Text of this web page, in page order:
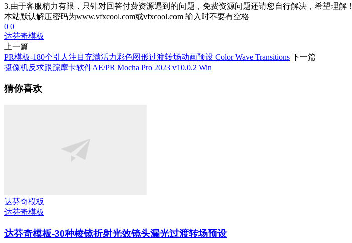
3.由于客服精力有限，只针对回答付费资源遇到的问题，免费资源问题还请您自行解决，希望理解！
本站默认解压密码为www.vfxcool.com或vfxcool.com 输入时不要有空格
0 0
达芬奇模板
上一篇
PR模板-180个引人注目充满活力彩色图形过渡转场动画预设 Color Wave Transitions 下一篇
摄像机反求跟踪摩卡软件AE/PR Mocha Pro 2023 v10.0.2 Win
猜你喜欢
达芬奇模板
达芬奇模板
达芬奇模板-30种棱镜折射光效镜头漏光过渡转场预设